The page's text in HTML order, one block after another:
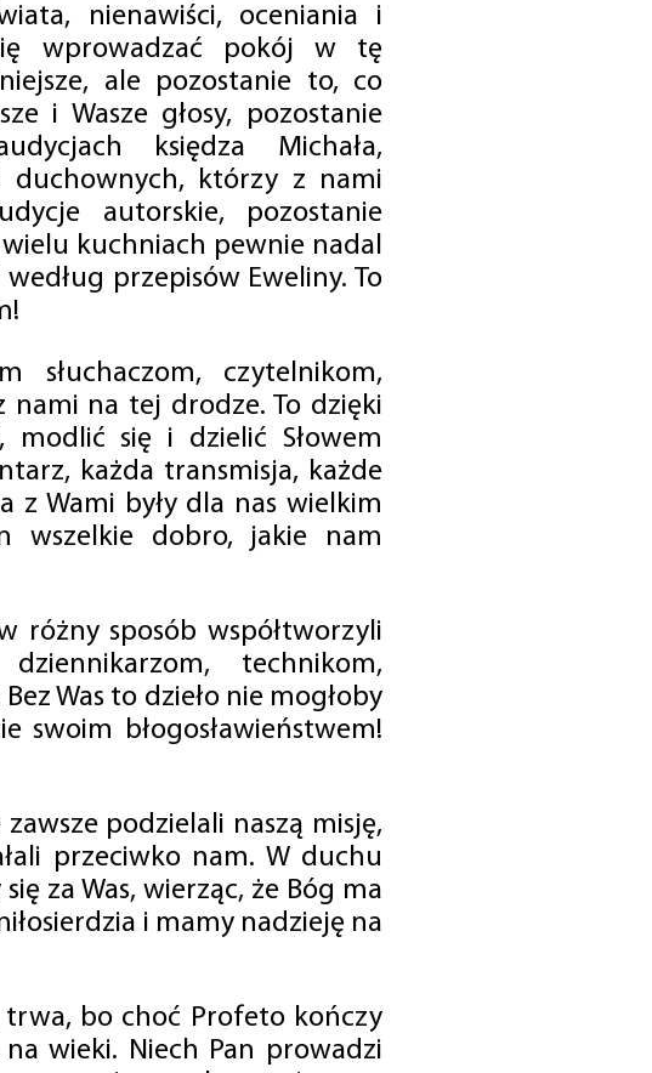
nienawiści, oceniania i
wprowadzać pokój w tę
ale pozostanie to, co
i Wasze głosy, pozostanie
księdza Michała,
duchownych, którzy z nami
autorskie, pozostanie
kuchniach pewnie nadal
przepisów Eweliny. To
słuchaczom, czytelnikom,
na tej drodze. To dzięki
modlić się i dzielić Słowem
każda transmisja, każde
z Wami były dla nas wielkim
wszelkie dobro, jakie nam
różny sposób współtworzyli
technikom,
Was to dzieło nie mogłoby
swoim błogosławieństwem!
podzielali naszą misję,
przeciwko nam. W duchu
za Was, wierząc, że Bóg ma
i mamy nadzieję na
bo choć Profeto kończy
wieki. Niech Pan prowadzi